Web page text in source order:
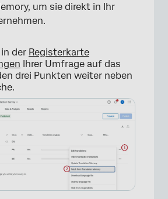
×
um sie direkt in Ihr
der Registerkarte
Ihrer Umfrage auf das
drei Punkten weiter neben